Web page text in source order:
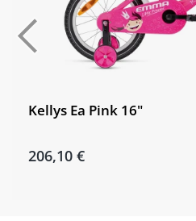
Kellys Ea Pink 16"
206,10 €